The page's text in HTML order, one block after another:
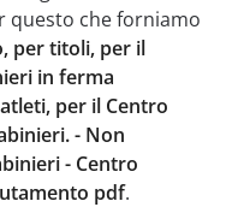
questo che forniamo
per titoli, per il
in ferma
per il Centro
- Non
- Centro
pdf.